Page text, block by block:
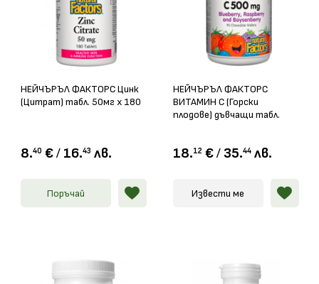
НЕЙЧЪРЪЛ ФАКТОРС Цинк
(Цитрат) табл. 50мг х 180
8.40 € / 16.43 лв.
Поръчай
НЕЙЧЪРЪЛ ФАКТОРС
ВИТАМИН С (Горски
плодове) дъвчащи табл.
18.12 € / 35.44 лв.
Извести ме